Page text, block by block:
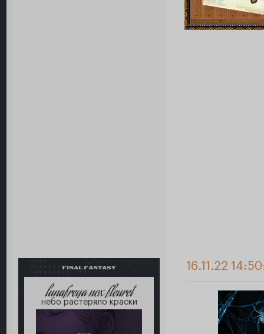
FINAL FANTASY
lunafreya nox fleuret
небо растеряло краски
16.11.22